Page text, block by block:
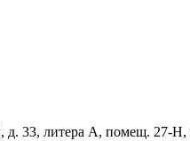
33, литера А, помещ. 27-Н,